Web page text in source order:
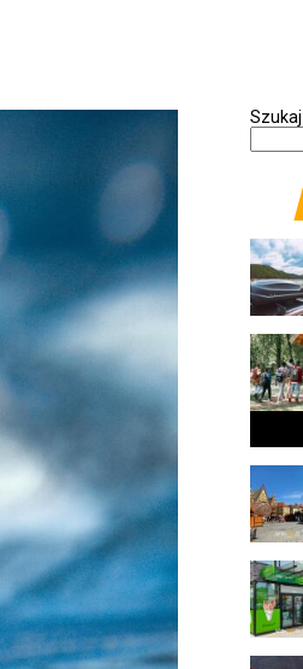
Szukaj